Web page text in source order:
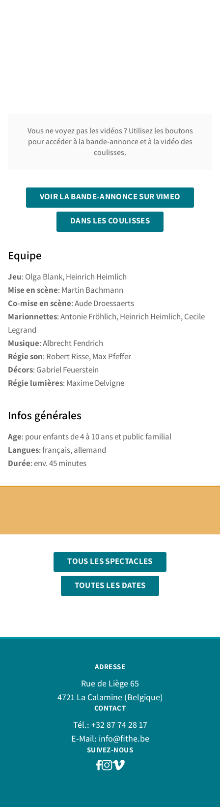
Vous ne voyez pas les vidéos ? Utilisez les boutons
pour accéder à la bande-annonce et à la vidéo des
coulisses.
VOIR LA BANDE-ANNONCE SUR VIMEO
DANS LES COULISSES
Equipe
Jeu: Olga Blank, Heinrich Heimlich
Mise en scène: Martin Bachmann
Co-mise en scène: Aude Droessaerts
Marionnettes: Antonie Fröhlich, Heinrich Heimlich, Cecile
Legrand
Musique: Albrecht Fendrich
Régie son: Robert Risse, Max Pfeffer
Décors: Gabriel Feuerstein
Régie lumières: Maxime Delvigne
Infos générales
Age: pour enfants de 4 à 10 ans et public familial
Langues: français, allemand
Durée: env. 45 minutes
TOUS LES SPECTACLES
TOUTES LES DATES
ADRESSE
Rue de Liège 65
4721 La Calamine (Belgique)
CONTACT
Tél.: +32 87 74 28 17
E-Mail: info@fithe.be
SUIVEZ-NOUS